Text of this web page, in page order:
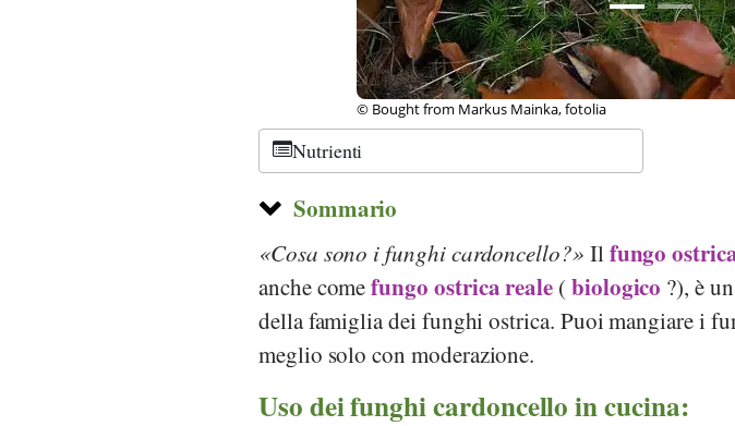
© GFDL 1.2, Rainer Zenz, Wikipedia
Nutrienti
Sommario
Cosa sono i funghi cardoncello? Ilfungo
anche comefungo ostrica reale (biologico ?), è
della famiglia dei funghi ostrica. Puoi mangiare i
meglio solo con moderazione.
Uso dei funghi cardoncello in cucina: